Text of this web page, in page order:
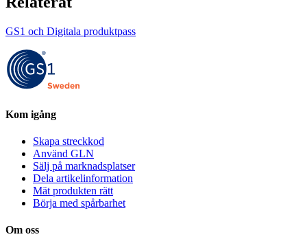
GS1 och Digitala produktpass
Kom igång
Skapa streckkod
Använd GLN
Sälj på marknadsplatser
Dela artikelinformation
Mät produkten rätt
Börja med spårbarhet
Om oss